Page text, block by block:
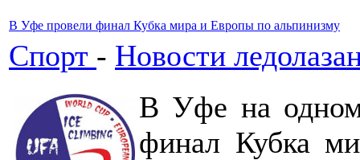
В Уфе провели финал Кубка мира и Европы по альпинизму
Спорт - Новости
В Уфе на
финал Кубка